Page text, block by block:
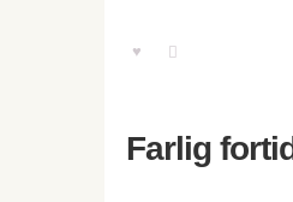
Farlig